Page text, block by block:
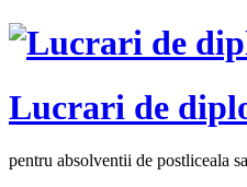
Lucrari de
pentru absolventii de postliceala